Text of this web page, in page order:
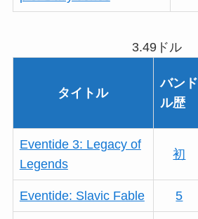
3.49ドル
タイトル
バンド
ル歴
Eventide 3: Legacy of
Legends
初
Eventide: Slavic Fable 5